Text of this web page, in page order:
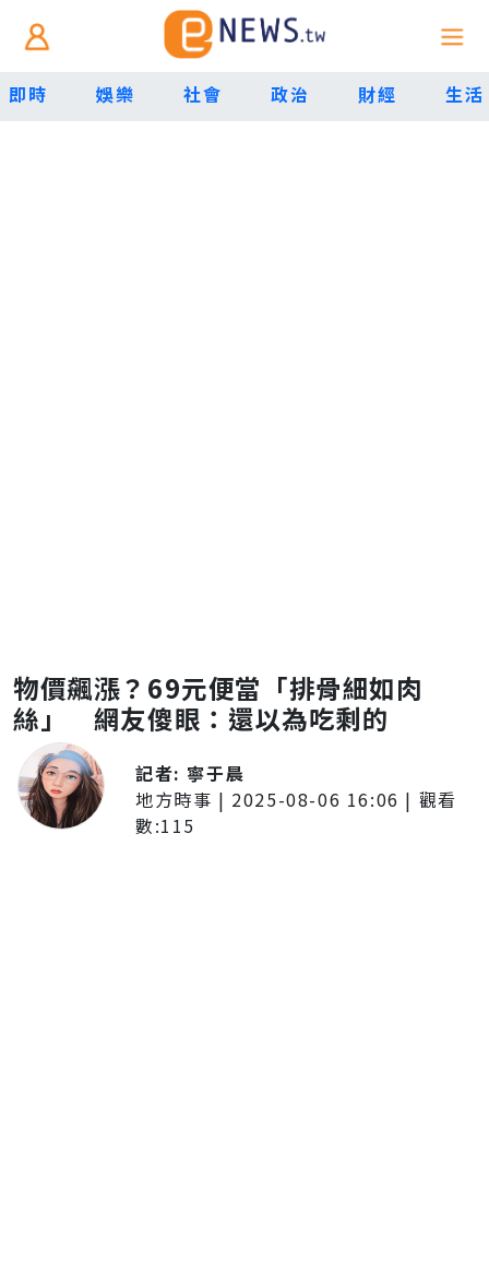
即時 娛樂 社會 政治 財經 生活
物價飆漲？69元便當「排骨細如肉
絲」 網友傻眼：還以為吃剩的
記者: 寧于晨
地方時事 | 2025-08-06 16:06 | 觀看
數:115